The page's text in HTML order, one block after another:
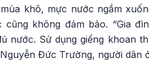
khô, mực nước ngầm
không đảm bảo. “Gia
nước. Sử dụng giếng khoan
Đức Trường, người dân